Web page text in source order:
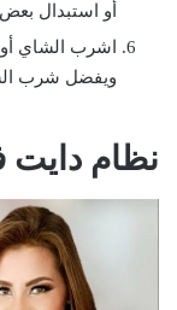
أو استبدال
اشرب الشاي
ويفضل شرب
نظام